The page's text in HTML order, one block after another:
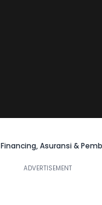
Financing, Asuransi &